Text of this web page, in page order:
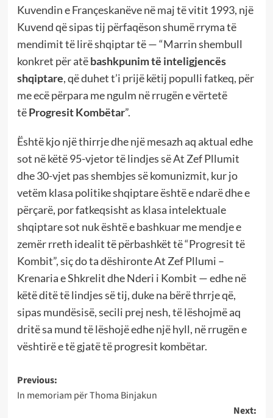
Kuvendin e Françeskanëve në maj të vitit 1993, një
Kuvend që sipas tij përfaqëson shumë rryma të
mendimit të lirë shqiptar të — “Marrin shembull
konkret për atëbashkpunim të inteligjencës
shqiptare, që duhet t’i prijë këtij populli fatkeq, për
me ecë përpara me ngulm në rrugën e vërtetë
tëProgresit Kombëtar”.
Është kjo një thirrje dhe një mesazh aq aktual edhe
sot në këtë 95-vjetor të lindjes së At Zef Pllumit
dhe 30-vjet pas shembjes së komunizmit, kur jo
vetëm klasa politike shqiptare është e ndarë dhe e
përçarë, por fatkeqsisht as klasa intelektuale
shqiptare sot nuk është e bashkuar me mendje e
zemër rreth idealit të përbashkët të “Progresit të
Kombit”, siç do ta dëshironte At Zef Pllumi –
Krenaria e Shkrelit dhe Nderi i Kombit — edhe në
këtë ditë të lindjes së tij, duke na bërë thrrje që,
sipas mundësisë, secili prej nesh, të lëshojmë aq
dritë sa mund të lëshojë edhe një hyll, në rrugën e
vështirë e të gjatë të progresit kombëtar.
Post
navigation
Previous:
In memoriam për Thoma Binjakun
Next: